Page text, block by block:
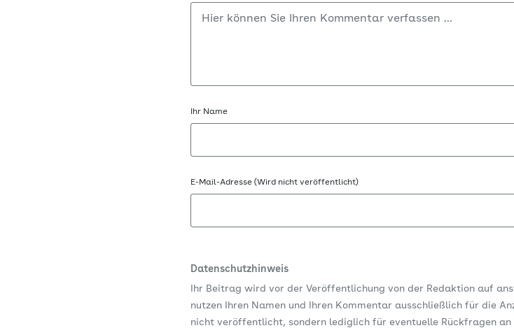
Ihr Name
E-Mail-Adresse (Wird nicht veröffentlicht)
Datenschutzhinweis
Ihr Beitrag wird vor der Veröffentlichung von der Redaktion auf
nutzen Ihren Namen und Ihren Kommentar ausschließlich für die
nicht veröffentlicht, sondern lediglich für eventuelle Rückfragen an